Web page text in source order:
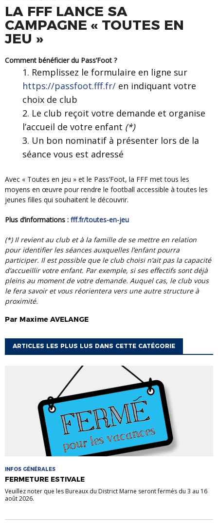
LA FFF LANCE SA
CAMPAGNE « TOUTES EN
JEU »
Comment bénéficier du Pass’Foot ?
Remplissez le formulaire en ligne sur
https://passfoot.fff.fr/ en indiquant votre
choix de club
Le club reçoit votre demande et organise
l’accueil de votre enfant (*)
Un bon nominatif à présenter lors de la
séance vous est adressé
Avec « Toutes en jeu » et le Pass’Foot, la FFF met tous les
moyens en œuvre pour rendre le football accessible à toutes les
jeunes filles qui souhaitent le découvrir.
Plus d’informations : fff.fr/toutes-en-jeu
(*) Il revient au club et à la famille de se mettre en relation
pour identifier les séances auxquelles l’enfant pourra
participer. Il est possible que le club choisi n’ait pas la capacité
d’accueillir votre enfant. Par exemple, si ses effectifs sont déjà
pleins au moment de votre demande. Auquel cas, le club vous
le fera savoir et vous réorientera vers une autre structure à
proximité.
Par Maxime AVELANGE
ARTICLES LES PLUS LUS DANS CETTE CATÉGORIE
INFOS GÉNÉRALES
FERMETURE ESTIVALE
Veuillez noter que les Bureaux du District Marne seront fermés du 3 au 16
août 2026.